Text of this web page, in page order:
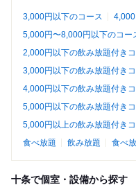
3,000円以下のコース
5,000円〜8,000円以下のコー
2,000円以下の飲み放題付き
3,000円以下の飲み放題付き
4,000円以下の飲み放題付き
5,000円以下の飲み放題付き
5,000円以上の飲み放題付き
食べ放題
飲み放題 食べ
十条で個室・設備から探す